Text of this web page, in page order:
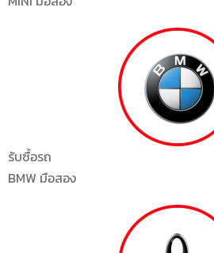
รับซื้อรถ
BMW มือสอง